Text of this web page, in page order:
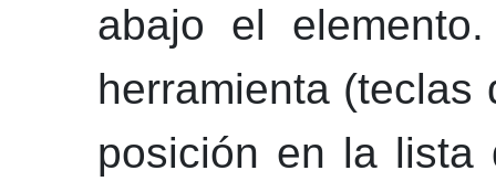
abajo el
herramienta
posición en la lista